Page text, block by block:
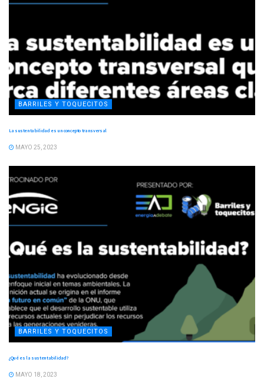
BARRILES Y TOQUECITOS
La sustentabilidad es un concepto transversal
MAYO 25, 2023
BARRILES Y TOQUECITOS
¿Qué es la sustentabilidad?
MAYO 18, 2023